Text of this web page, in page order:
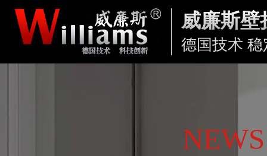
威廉斯壁
德国技术 稳
NEWS